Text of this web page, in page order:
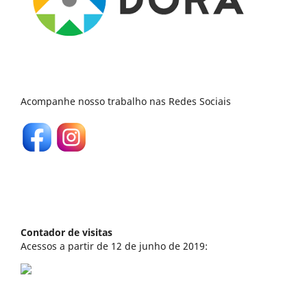
Acompanhe nosso trabalho nas Redes Sociais
Contador de visitas
Acessos a partir de 12 de junho de 2019: